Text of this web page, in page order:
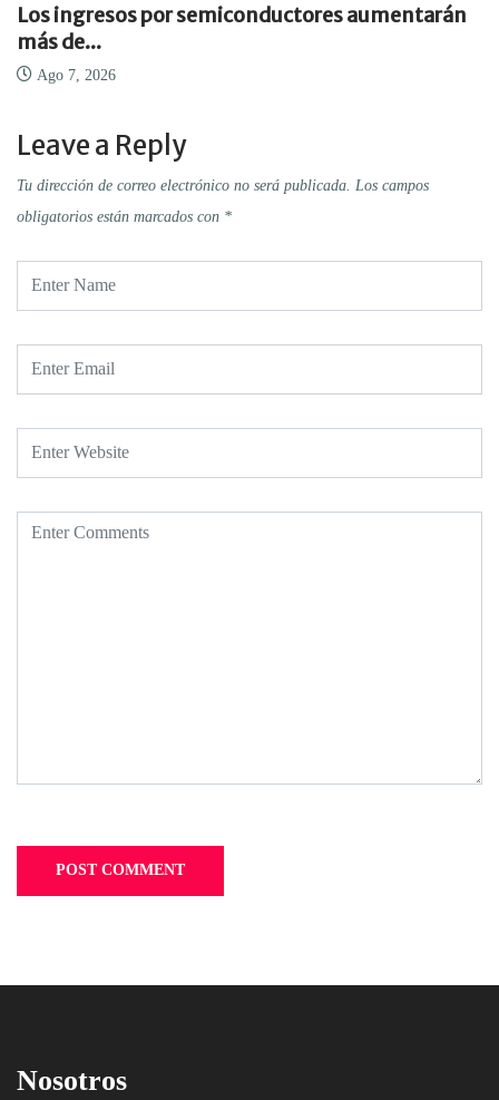
Los ingresos por semiconductores aumentarán
más de...
Ago 7, 2026
Leave a Reply
Tu dirección de correo electrónico no será publicada. Los campos
obligatorios están marcados con *
Nosotros